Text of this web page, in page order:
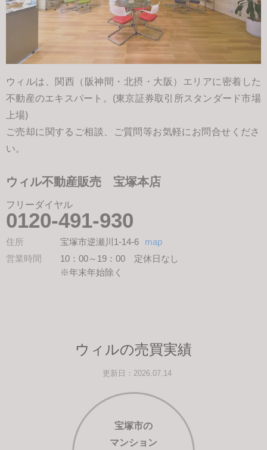
ウィルは、関西（阪神間・北摂・大阪）エリアに密着した
不動産のエキスパート。(東京証券取引所スタンダード市場
上場)
ご売却に関するご相談、ご質問等お気軽にお問合せくださ
い。
ウィル不動産販売 宝塚本店
フリーダイヤル
0120-491-930
住所 宝塚市逆瀬川1-14-6
map
営業時間
10：00～19：00 定休日なし
※年末年始除く
ウィルの売買実績
更新日：2026.07.14
宝塚市の
マンション